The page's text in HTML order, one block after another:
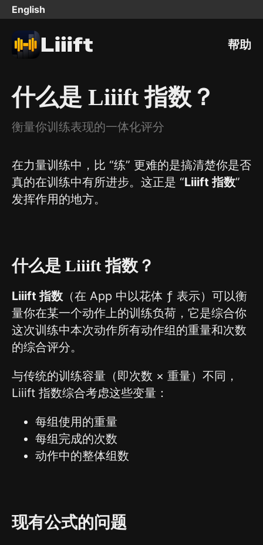
English
帮助
什么是 Liiift 指数？
衡量你训练表现的一体化评分
在力量训练中，比 “练” 更难的是搞清楚你是否
真的在训练中有所进步。这正是 “Liiift 指数”
发挥作用的地方。
什么是 Liiift 指数？
Liiift 指数 （在 App 中以花体 ƒ 表示）可以衡
量你在某一个动作上的训练负荷，它是综合你
这次训练中本次动作所有动作组的重量和次数
的综合评分。
与传统的训练容量（即次数 × 重量）不同，
Liiift 指数综合考虑这些变量：
每组使用的重量
每组完成的次数
动作中的整体组数
现有公式的问题